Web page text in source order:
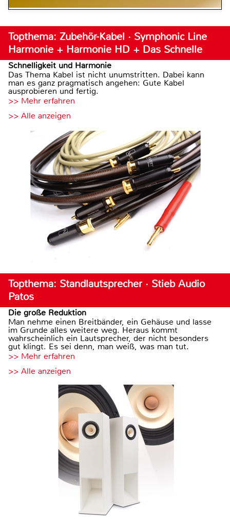
Topthema: Zubehör-Kabel · Symphonic Line
Harmonie + Harmonie HD + Das Schnelle
Schnelligkeit und Harmonie
Das Thema Kabel ist nicht unumstritten. Dabei kann
man es ganz pragmatisch angehen: Gute Kabel
ausprobieren und fertig.
>> Mehr erfahren
>> Alle anzeigen
Topthema: Standlautsprecher · Stieb Audio
Patos
Die große Reduktion
Man nehme einen Breitbänder, ein Gehäuse und lasse
im Grunde alles weitere weg. Heraus kommt
wahrscheinlich ein Lautsprecher, der nicht besonders
gut klingt. Es sei denn, man weiß, was man tut.
>> Mehr erfahren
>> Alle anzeigen